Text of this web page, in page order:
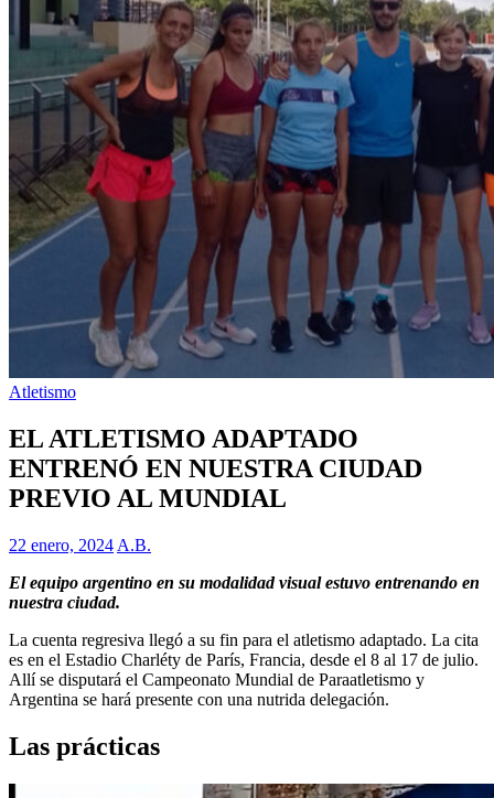
Atletismo
EL ATLETISMO ADAPTADO
ENTRENÓ EN NUESTRA CIUDAD
PREVIO AL MUNDIAL
22 enero, 2024 A.B.
El equipo argentino en su modalidad visual estuvo entrenando en
nuestra ciudad.
La cuenta regresiva llegó a su fin para el atletismo adaptado. La cita
es en el Estadio Charléty de París, Francia, desde el 8 al 17 de julio.
Allí se disputará el Campeonato Mundial de Paraatletismo y
Argentina se hará presente con una nutrida delegación.
Las prácticas